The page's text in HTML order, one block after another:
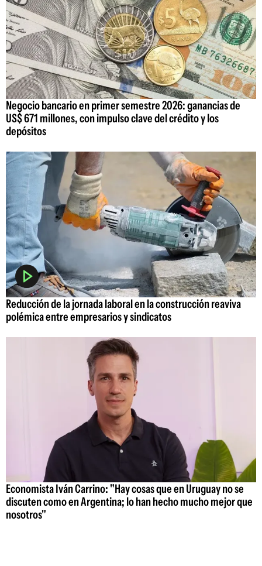
Negocio bancario en primer semestre 2026: ganancias de
US$ 671 millones, con impulso clave del crédito y los
depósitos
Reducción de la jornada laboral en la construcción reaviva
polémica entre empresarios y sindicatos
Economista Iván Carrino: "Hay cosas que en Uruguay no se
discuten como en Argentina; lo han hecho mucho mejor que
nosotros"